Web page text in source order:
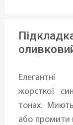
жорсткої
тонах.
або промити